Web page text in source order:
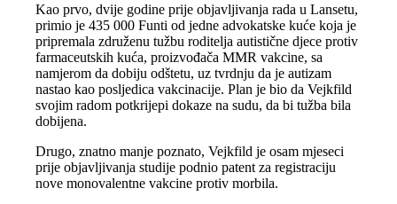
Kao prvo, dvije godine prije objavljivanja rada u Lansetu,
primio je 435 000 Funti od jedne advokatske kuće koja je
pripremala združenu tužbu roditelja autistične djece protiv
farmaceutskih kuća, proizvođača MMR vakcine, sa
namjerom da dobiju odštetu, uz tvrdnju da je autizam
nastao kao posljedica vakcinacije. Plan je bio da Vejkfild
svojim radom potkrijepi dokaze na sudu, da bi tužba bila
dobijena.
Drugo, znatno manje poznato, Vejkfild je osam mjeseci
prije objavljivanja studije podnio patent za registraciju
nove monovalentne vakcine protiv morbila.